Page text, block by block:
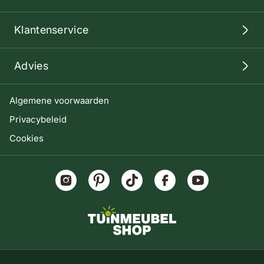
Algemene voorwaarden
Privacybeleid
Cookies
Klantenservice
Advies